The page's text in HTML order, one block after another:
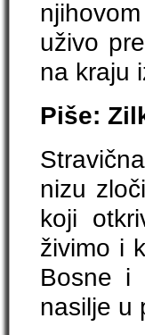
uživo
na kraju
Piše:
nizu
koji
živimo i
Bosne i
nasilje u